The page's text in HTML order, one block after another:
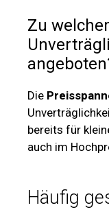
Zu
Die
bereits für
auch im
Häufig